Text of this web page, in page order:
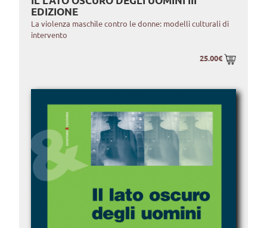
EDIZIONE
La violenza maschile contro le donne: modelli culturali di
intervento
25.00€